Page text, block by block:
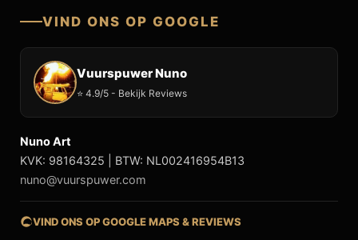
VIND ONS OP GOOGLE
Vuurspuwer Nuno
⭐ 4.9/5 - Bekijk Reviews
Nuno Art
KVK: 98164325 | BTW: NL002416954B13
nuno@vuurspuwer.com
VIND ONS OP GOOGLE MAPS & REVIEWS